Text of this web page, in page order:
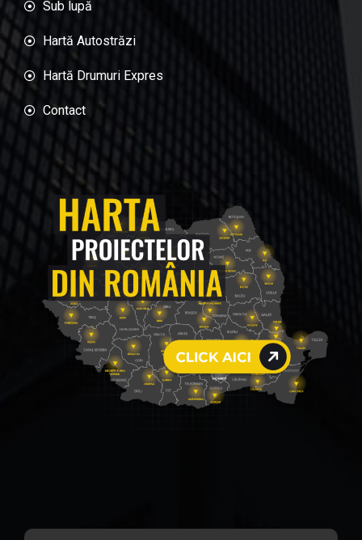
Sub lupă
Hartă Autostrăzi
Hartă Drumuri Expres
Contact